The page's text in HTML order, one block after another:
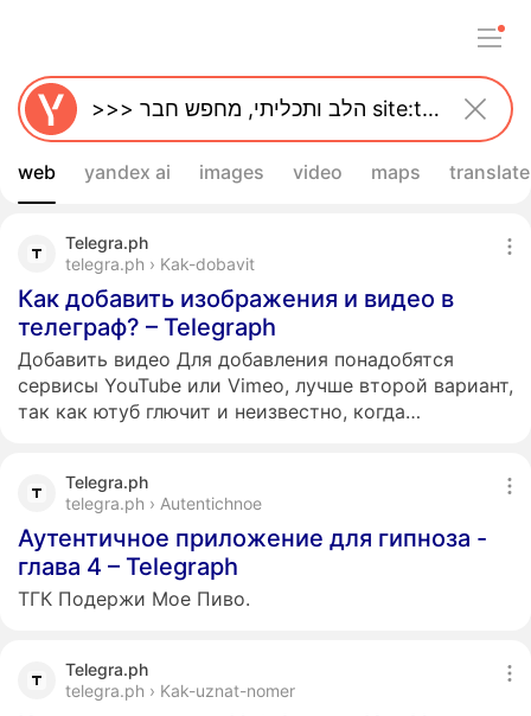
web yandex ai images video maps translate
Telegra.ph
telegra.ph › Kak-dobavit
Как добавить изображения и видео в
телеграф? – Telegraph
Добавить видео Для добавления понадобятся
сервисы YouTube или Vimeo, лучше второй вариант,
так как ютуб глючит и неизвестно, когда…
Telegra.ph
telegra.ph › Autentichnoe
Аутентичное приложение для гипноза -
глава 4 – Telegraph
ТГК Подержи Мое Пиво.
Telegra.ph
telegra.ph › Kak-uznat-nomer